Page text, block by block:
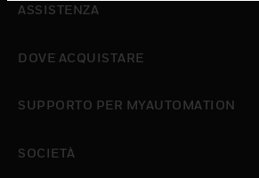
ASSISTENZA
DOVE ACQUISTARE
SUPPORTO PER MYAUTOMATION
SOCIETÀ